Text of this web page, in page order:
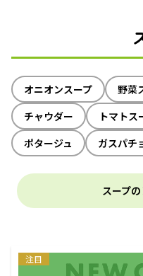
オニオンスープ 野菜
チャウダー
トマトス
ポタージュ
ガスパチ
スープ
注目